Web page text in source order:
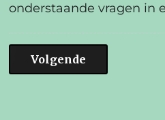
onderstaande vragen in
Volgende